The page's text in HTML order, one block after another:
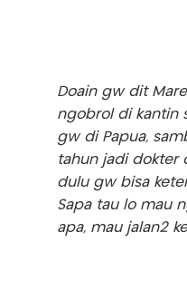
Doain gw dit
ngobrol di kantin
gw di Papua,
tahun jadi dokter
dulu gw bisa
Sapa tau lo mau
apa, mau jalan2